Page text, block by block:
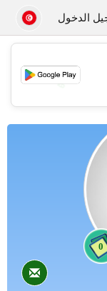
الدخول
💖
0